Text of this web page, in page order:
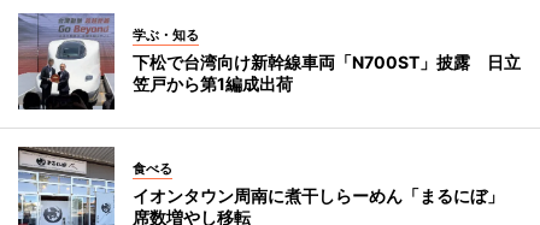
学ぶ・知る
下松で台湾向け新幹線車両「N700ST」披露 日立
笠戸から第1編成出荷
食べる
イオンタウン周南に煮干しらーめん「まるにぼ」
席数増やし移転